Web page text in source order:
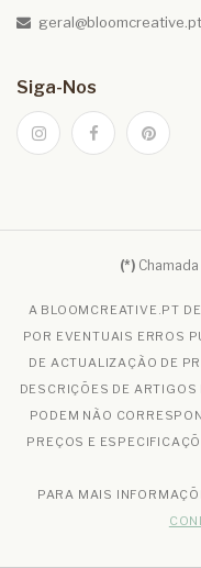
geral@bloomcreative.pt
Siga-Nos
(*)
A BLOOMCREATIVE.PT
POR EVENTUAIS ERROS
DE ACTUALIZAÇÃO DE
DESCRIÇÕES DE
PODEM NÃO
PREÇOS E
PARA MAIS